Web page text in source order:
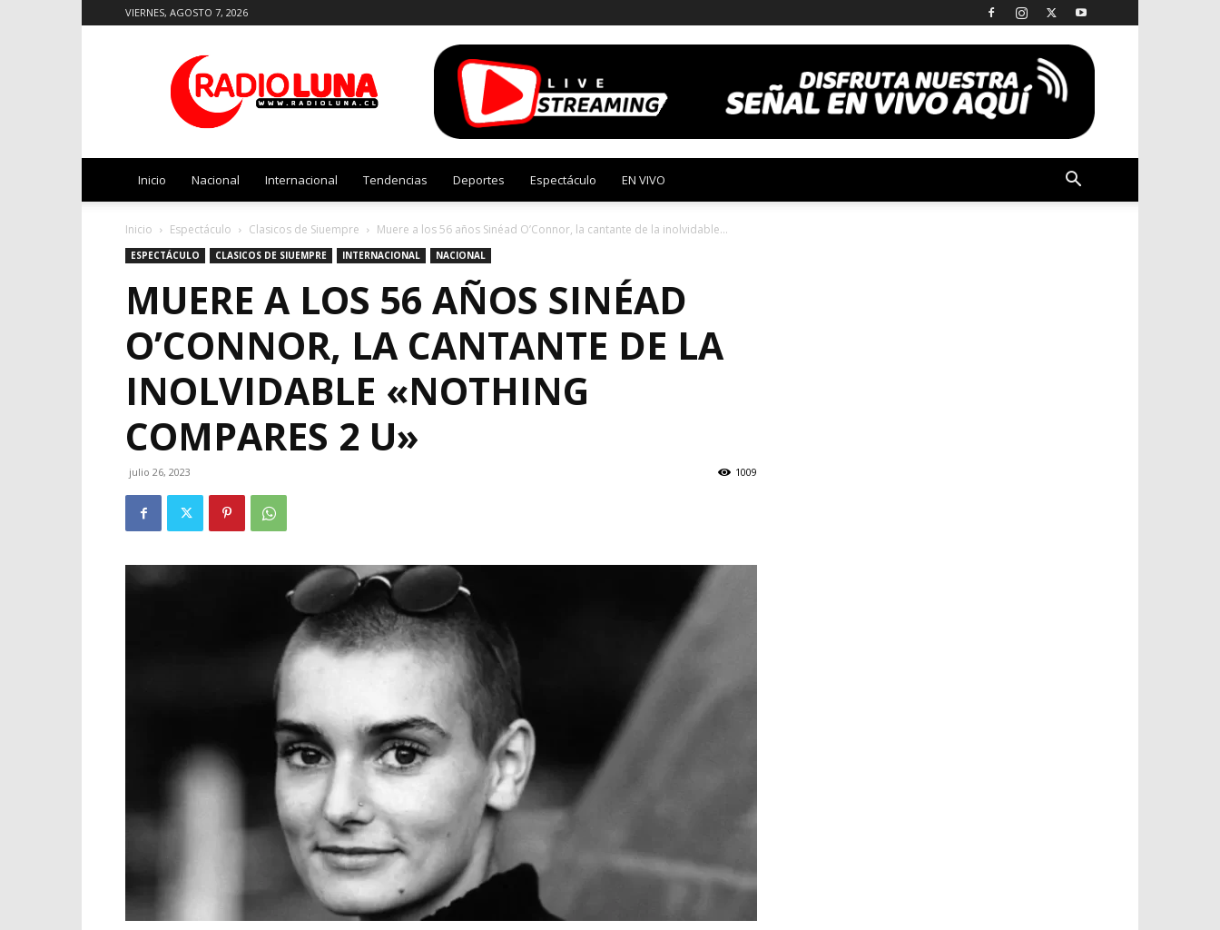
VIERNES, AGOSTO 7, 2026
Luna
Inicio Nacional Internacional Tendencias Deportes Espectáculo EN VIVO
Inicio Espectáculo Clasicos de Siuempre Muere a los 56 años Sinéad O’Connor, la cantante de la inolvidable...
ESPECTÁCULO CLASICOS DE SIUEMPRE INTERNACIONAL NACIONAL
MUERE A LOS 56 AÑOS SINÉAD
O’CONNOR, LA CANTANTE DE LA
INOLVIDABLE «NOTHING
COMPARES 2 U»
julio 26, 2023 1009